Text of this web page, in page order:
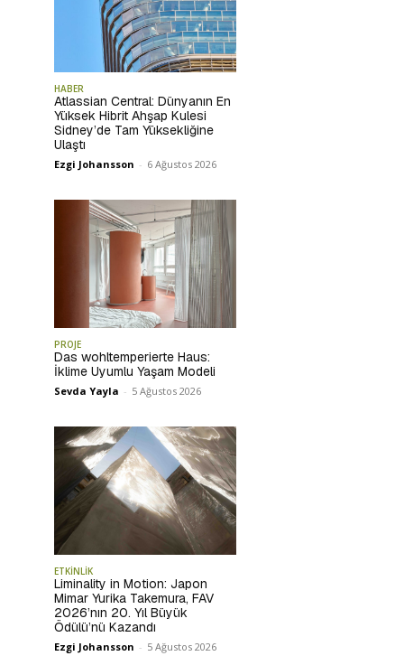
HABER
Atlassian Central: Dünyanın En
Yüksek Hibrit Ahşap Kulesi
Sidney’de Tam Yüksekliğine
Ulaştı
Ezgi Johansson - 6 Ağustos 2026
PROJE
Das wohltemperierte Haus:
İklime Uyumlu Yaşam Modeli
Sevda Yayla - 5 Ağustos 2026
ETKİNLİK
Liminality in Motion: Japon
Mimar Yurika Takemura, FAV
2026’nın 20. Yıl Büyük
Ödülü’nü Kazandı
Ezgi Johansson - 5 Ağustos 2026